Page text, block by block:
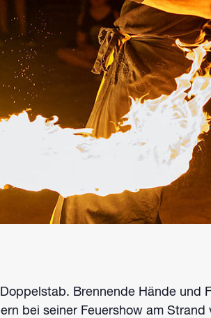
Brennende Hände und
bei seiner Feuershow am Strand